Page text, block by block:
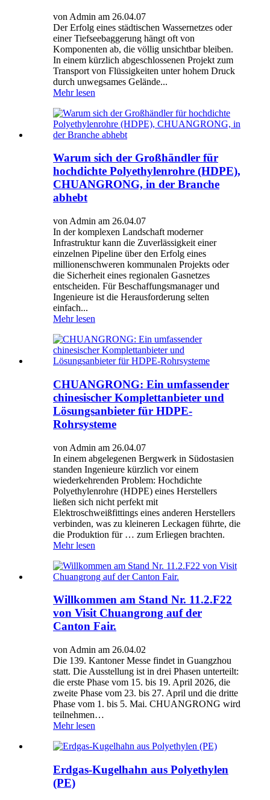
von Admin am 26.04.07
Der Erfolg eines städtischen Wassernetzes oder
einer Tiefseebaggerung hängt oft von
Komponenten ab, die völlig unsichtbar bleiben.
In einem kürzlich abgeschlossenen Projekt zum
Transport von Flüssigkeiten unter hohem Druck
durch unwegsames Gelände...
Mehr lesen
Warum sich der Großhändler für
hochdichte Polyethylenrohre (HDPE),
CHUANGRONG, in der Branche
abhebt
von Admin am 26.04.07
In der komplexen Landschaft moderner
Infrastruktur kann die Zuverlässigkeit einer
einzelnen Pipeline über den Erfolg eines
millionenschweren kommunalen Projekts oder
die Sicherheit eines regionalen Gasnetzes
entscheiden. Für Beschaffungsmanager und
Ingenieure ist die Herausforderung selten
einfach...
Mehr lesen
CHUANGRONG: Ein umfassender
chinesischer Komplettanbieter und
Lösungsanbieter für HDPE-
Rohrsysteme
von Admin am 26.04.07
In einem abgelegenen Bergwerk in Südostasien
standen Ingenieure kürzlich vor einem
wiederkehrenden Problem: Hochdichte
Polyethylenrohre (HDPE) eines Herstellers
ließen sich nicht perfekt mit
Elektroschweißfittings eines anderen Herstellers
verbinden, was zu kleineren Leckagen führte, die
die Produktion für … zum Erliegen brachten.
Mehr lesen
Willkommen am Stand Nr. 11.2.F22
von Visit Chuangrong auf der
Canton Fair.
von Admin am 26.04.02
Die 139. Kantoner Messe findet in Guangzhou
statt. Die Ausstellung ist in drei Phasen unterteilt:
die erste Phase vom 15. bis 19. April 2026, die
zweite Phase vom 23. bis 27. April und die dritte
Phase vom 1. bis 5. Mai. CHUANGRONG wird
teilnehmen…
Mehr lesen
Erdgas-Kugelhahn aus Polyethylen
(PE)